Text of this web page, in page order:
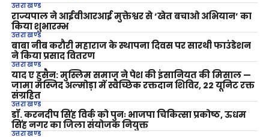
उत्तराखण्ड
राज्यपाल ने आईवीआरआई मुक्तेश्वर से ‘खेत बचाओ अभियान’ का
किया शुभारम्भ
उत्तराखण्ड
बाबा नीब करौरी महाराज के स्थापना दिवस पर सारथी फाउंडेशन
ने किया प्रसाद वितरण
उत्तराखण्ड
याद ए हुसैन: मुस्लिम समाज ने पेश की इंसानियत की मिसाल —
जामा मस्जिद अल्मोड़ा में स्वैच्छिक रक्तदान शिविर, 22 यूनिट रक्त
संग्रहित
उत्तराखण्ड
डॉ. करनदीप सिंह विर्क को पुनः भाजपा चिकित्सा प्रकोष्ठ, ऊधम
सिंह नगर का जिला संयोजक नियुक्त
उत्तराखण्ड